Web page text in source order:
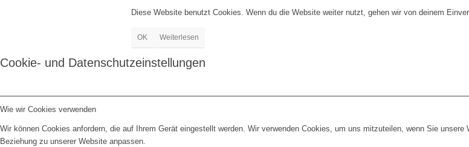
Diese Website benutzt Cookies. Wenn du die Website weiter nutzt, gehen wir von deinem
OK Weiterlesen
Cookie- und Datenschutzeinstellungen
Wie wir Cookies verwenden
Wir können Cookies anfordern, die auf Ihrem Gerät eingestellt werden. Wir verwenden Cookies, um uns mitzuteilen, wenn Sie
Beziehung zu unserer Website anpassen.